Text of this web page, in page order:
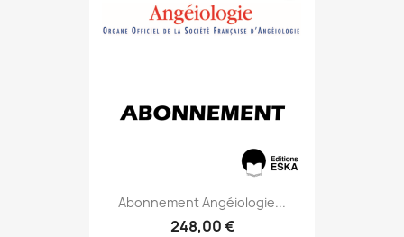
Abonnement Angéiologie...
248,00 €